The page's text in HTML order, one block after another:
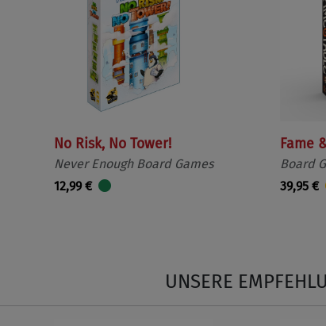
No Risk, No Tower!
Never Enough Board Games
12,99 €
Fame
Board
39,95 €
UNSERE